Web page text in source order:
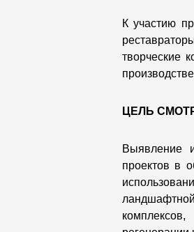
К участию
творческие
ЦЕЛЬ
Выявление
проектов в